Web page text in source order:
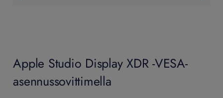
Apple Studio Display XDR -VESA-
asennussovittimella